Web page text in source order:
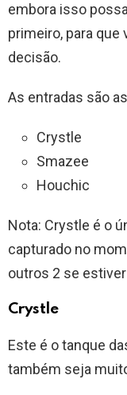
embora isso
primeiro, para que
decisão.
As entradas são
Crystle
Smazee
Houchic
Nota: Crystle é o
capturado no
outros 2 se
Crystle
Este é o tanque
também seja